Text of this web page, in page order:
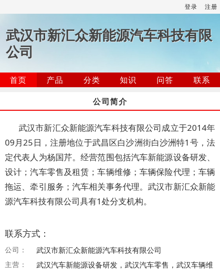
登录 注册
武汉市新汇众新能源汽车科技有限
公司
首页 产品 分类 知识 问答
联系
公司简介
武汉市新汇众新能源汽车科技有限公司成立于2014年
09月25日，注册地位于武昌区白沙洲街白沙洲特1号，法
定代表人为杨国芹。经营范围包括汽车新能源设备研发、
设计；汽车零售及租赁；车辆维修；车辆保险代理；车辆
拖运、牵引服务；汽车相关事务代理。武汉市新汇众新能
源汽车科技有限公司具有1处分支机构。
联系方式：
公司： 武汉市新汇众新能源汽车科技有限公司
主营：
武汉汽车新能源设备研发，武汉汽车零售，武汉车辆维